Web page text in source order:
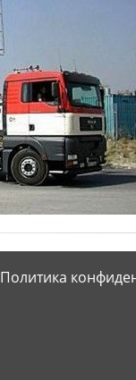
Политика